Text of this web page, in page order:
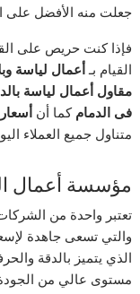
جعلت منه الأفضل على
فإذا كنت حريص على
القيام بـأعمال لياسة
مقاول أعمال لياسة
فى الدمامكما أن
متناول جميع العملاء
مؤسسة أعمال
تعتبر واحدة من
والتي تسعى جاهدة
الذي يتميز بالدقة
مستوى عالي من